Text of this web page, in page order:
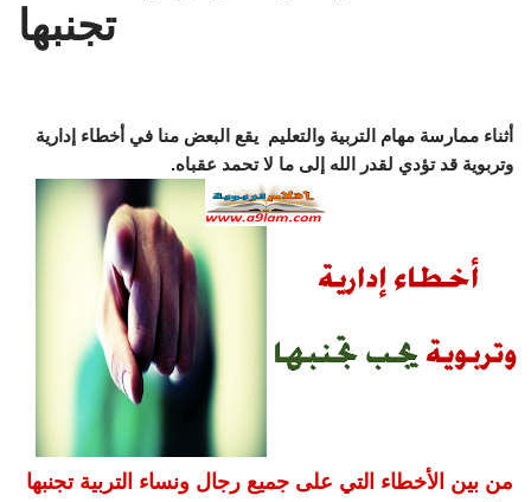
تجنبها
أثناء ممارسة مهام التربية والتعليم يقع البعض منا في أخطاء إدارية
وتربوية قد تؤدي لقدر الله إلى ما لا تحمد عقباه.
من بين الأخطاء التي على جميع رجال ونساء التربية تجنبها